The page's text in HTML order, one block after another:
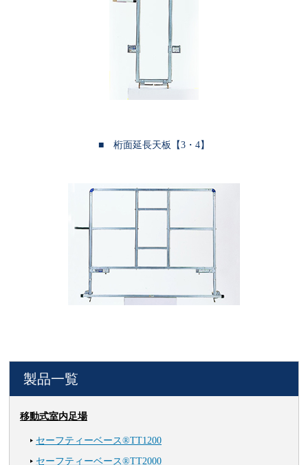
■ 桁面延長天板【3・4】
製品一覧
移動式室内足場
セーフティーベース®TT1200
セーフティーベース®TT2000